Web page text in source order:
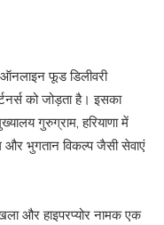
फूड डिलीवरी
को जोड़ता है। इसका
गुरुग्राम, हरियाणा में
भुगतान विकल्प जैसी सेवाएं
और हाइपरप्योर नामक एक